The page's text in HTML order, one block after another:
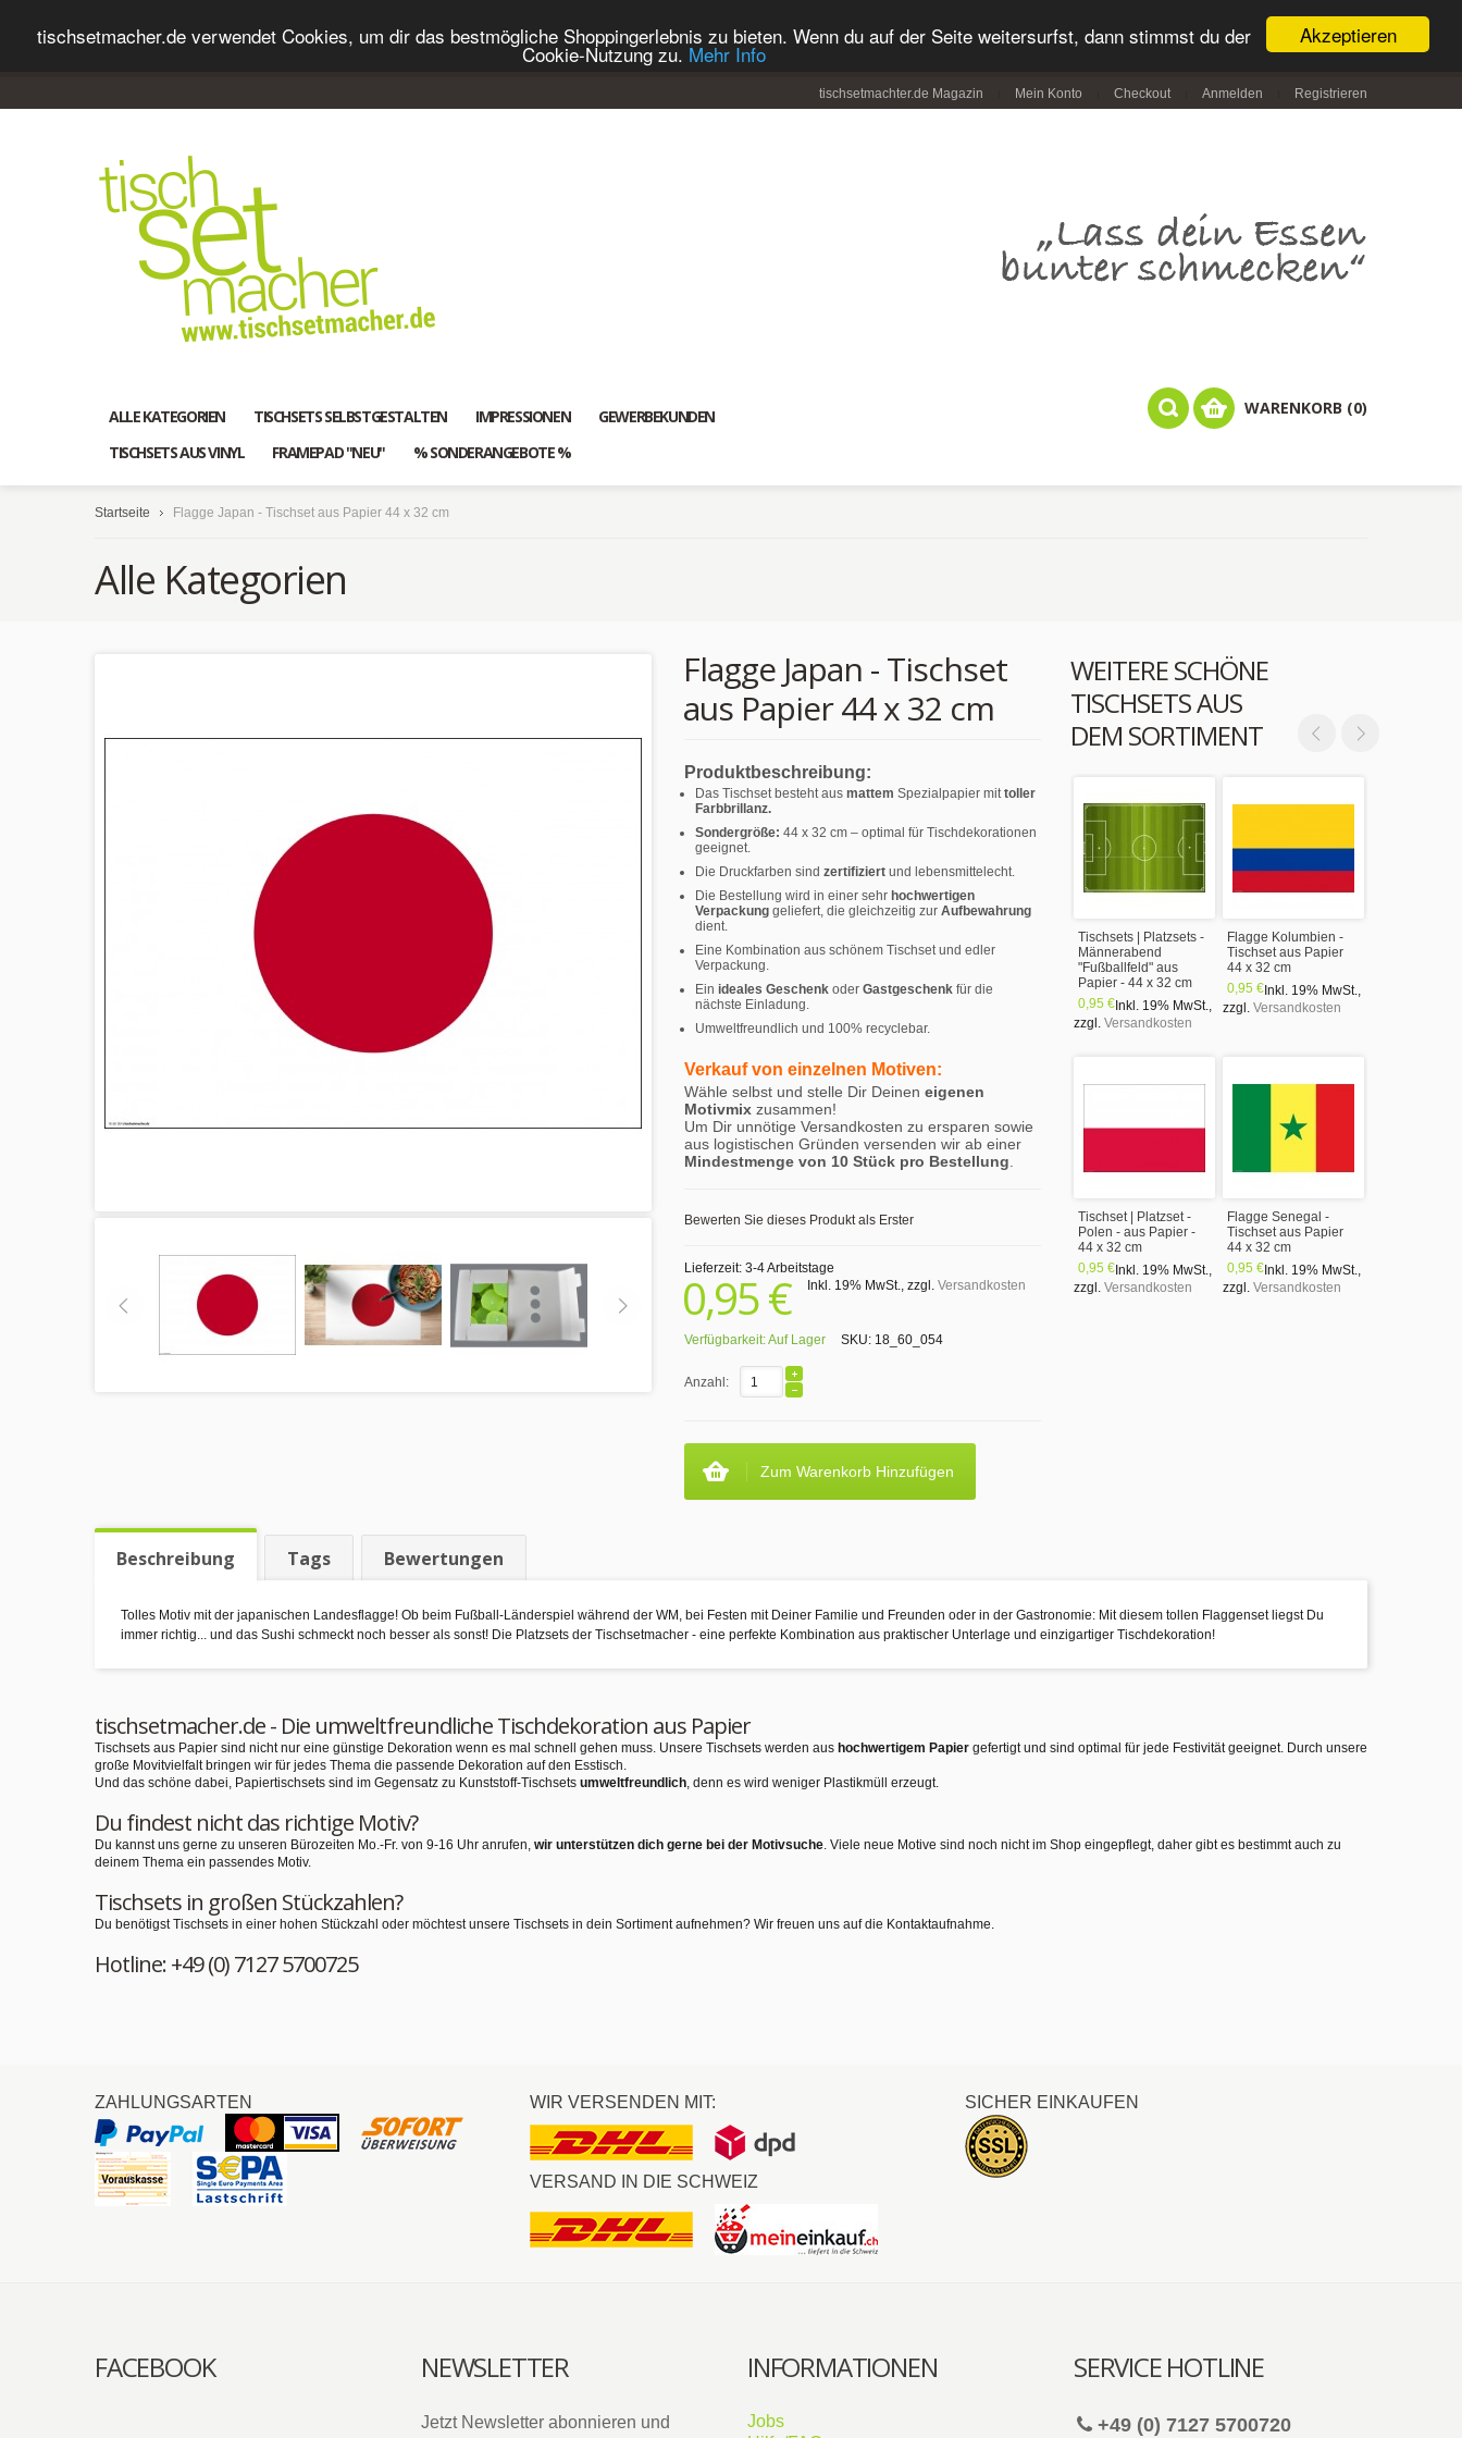
Akzeptieren
tischsetmacher.de verwendet Cookies, um dir das bestmögliche Shoppingerlebnis zu bieten. Wenn du auf der Seite weitersurfst, dann stimmst du der
Cookie-Nutzung zu. Mehr Info
tischsetmachter.de Magazin Mein Konto Checkout Anmelden Registrieren
ALLE KATEGORIEN TISCHSETS SELBSTGESTALTEN IMPRESSIONEN
GEWERBEKUNDEN
TISCHSETS AUS VINYL
FRAMEPAD "NEU" % SONDERANGEBOTE %
WARENKORB (0)
Startseite Flagge Japan - Tischset aus Papier 44 x 32 cm
Alle Kategorien
WEITERE SCHÖNE
TISCHSETS AUS
DEM SORTIMENT
Tischsets | Platzsets -
Männerabend
"Fußballfeld" aus
Papier - 44 x 32 cm
0,95 € Inkl. 19% MwSt.,
zzgl. Versandkosten
Flagge Kolumbien -
Tischset aus Papier
44 x 32 cm
0,95 € Inkl. 19% MwSt.,
zzgl. Versandkosten
Tischset | Platzset -
Polen - aus Papier -
44 x 32 cm
0,95 € Inkl. 19% MwSt.,
zzgl. Versandkosten
Flagge Senegal -
Tischset aus Papier
44 x 32 cm
0,95 € Inkl. 19% MwSt.,
zzgl. Versandkosten
Flagge Japan - Tischset
aus Papier 44 x 32 cm
Produktbeschreibung:
Das Tischset besteht aus mattem Spezialpapier mittoller
Farbbrillanz.
Sondergröße: 44 x 32 cm – optimal für Tischdekorationen
geeignet.
Die Druckfarben sind zertifiziert und lebensmittelecht.
Die Bestellung wird in einer sehr hochwertigen
Verpackung geliefert, die gleichzeitig zur Aufbewahrung
dient.
Eine Kombination aus schönem Tischset und edler
Verpackung.
Ein ideales Geschenk oder Gastgeschenk für die
nächste Einladung.
Umweltfreundlich und 100% recyclebar.
Verkauf von einzelnen Motiven:
Wähle selbst und stelle Dir Deinen eigenen
Motivmix zusammen!
Um Dir unnötige Versandkosten zu ersparen sowie
aus logistischen Gründen versenden wir ab einer
Mindestmenge von 10 Stück pro Bestellung
Bewerten Sie dieses Produkt als Erster
Lieferzeit: 3-4 Arbeitstage
0,95 € Inkl. 19% MwSt., zzgl. Versandkosten
Verfügbarkeit:Auf Lager SKU: 18_60_054
Anzahl:
Zum Warenkorb Hinzufügen
Beschreibung Tags Bewertungen
Tolles Motiv mit der japanischen Landesflagge! Ob beim Fußball-Länderspiel während der WM, bei Festen mit Deiner Familie und Freunden oder in der Gastronomie: Mit diesem tollen Flaggenset liegst Du
immer richtig... und das Sushi schmeckt noch besser als sonst! Die Platzsets der Tischsetmacher - eine perfekte Kombination aus praktischer Unterlage und einzigartiger Tischdekoration!
tischsetmacher.de - Die umweltfreundliche Tischdekoration aus Papier
Tischsets aus Papier sind nicht nur eine günstige Dekoration wenn es mal schnell gehen muss. Unsere Tischsets werden aus hochwertigem Papier gefertigt und sind optimal für jede Festivität geeignet. Durch unsere
große Movitvielfalt bringen wir für jedes Thema die passende Dekoration auf den Esstisch.
Und das schöne dabei, Papiertischsets sind im Gegensatz zu Kunststoff-Tischsets umweltfreundlich, denn es wird weniger Plastikmüll erzeugt.
Du findest nicht das richtige Motiv?
Du kannst uns gerne zu unseren Bürozeiten Mo.-Fr. von 9-16 Uhr anrufen, wir unterstützen dich gerne bei der Motivsuche. Viele neue Motive sind noch nicht im Shop eingepflegt, daher gibt es bestimmt auch zu
deinem Thema ein passendes Motiv.
Tischsets in großen Stückzahlen?
Du benötigst Tischsets in einer hohen Stückzahl oder möchtest unsere Tischsets in dein Sortiment aufnehmen? Wir freuen uns auf die Kontaktaufnahme.
Hotline: +49 (0) 7127 5700725
ZAHLUNGSARTEN WIR VERSENDEN MIT:
VERSAND IN DIE SCHWEIZ
SICHER EINKAUFEN
FACEBOOK NEWSLETTER
Jetzt Newsletter abonnieren und
INFORMATIONEN
Jobs
SERVICE HOTLINE
+49 (0) 7127 5700720